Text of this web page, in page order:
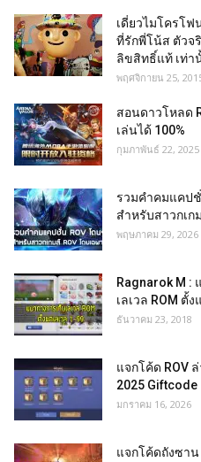
เดี่ยวไมโครโ
ที่รักพี่โน้ส ตัวจ
ลิขสิทธิ์แท้ เท่า
พฤศจิกายน 25,
สอนดาวโหลด
เล่นได้ 100%
กุมภาพันธ์ 22, 2025
รวมคำคมแคป
สำหรับสาวกเก
พฤษภาคม 29, 2026
Ragnarok M :
เลเวล ROM ตั้
ธันวาคม 23, 2018
แจกโค้ด ROV
2025 Giftcode
มกราคม 16, 2026
แจกโค้ดถังซา